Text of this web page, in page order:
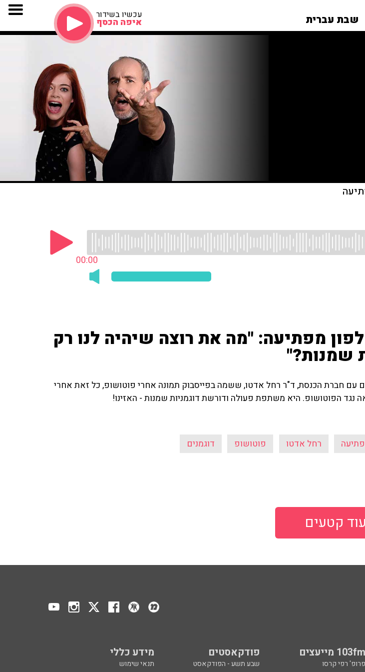
שבת עברית עכשיו בשידור
איפה הכסף
00:00
מפתיעה: "מה את רוצה שיהיה לנו רק
שמנות?"
עם חברת הכנסת, ד"ר רחל אדטו, ששמה בפייסבוק תמונה אחרי פוטושופ, כל זאת אחרי
נגד הפוטושופ. היא משתפת פעולה ודורשת דוגמניות שמנות - האזינו!
רחל אדטו פוטושופ דוגמנים
עוד קטעים
103fm מייעצים פודקאסטים מידע כללי
פרופ' רפי קרסו שבע תשע - הפודקאסט
תנאי שימוש